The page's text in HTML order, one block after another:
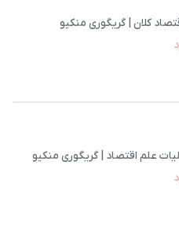
کلان | گریگوری منکیو
علم اقتصاد | گریگوری منکیو